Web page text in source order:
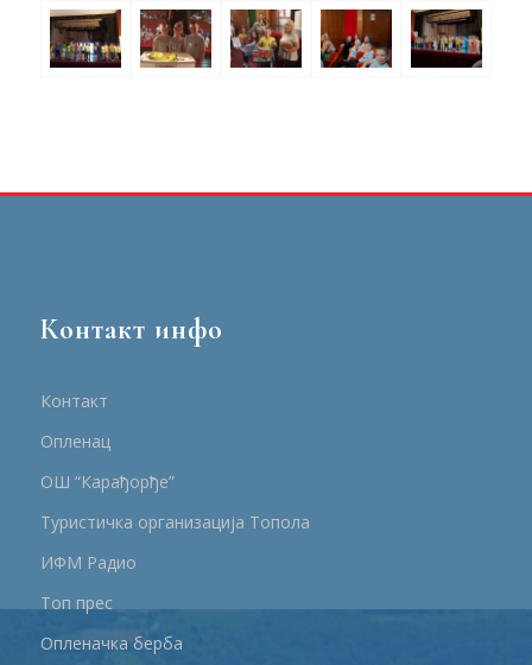
Контакт инфо
Контакт
Опленац
ОШ “Карађорђе”
Туристичка организација Топола
ИФМ Радио
Топ прес
Опленачка берба